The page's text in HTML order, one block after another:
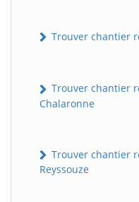
Trouver chantier
Trouver chantier
Chalaronne
Trouver chantier
Reyssouze